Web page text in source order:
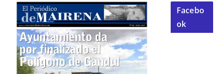
Facebo
ok